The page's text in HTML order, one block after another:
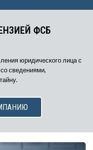
ФСБ
юридического лица с
сведениями,